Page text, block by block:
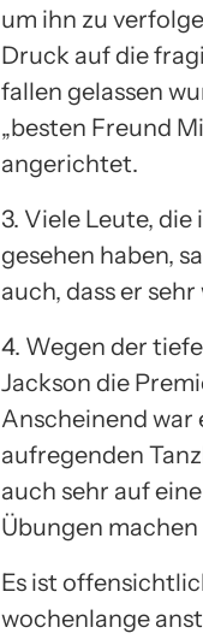
um ihn zu
Druck auf die
fallen gelassen
„besten Freund
angerichtet.
3. Viele Leute,
gesehen haben,
auch, dass er
4. Wegen der
Jackson die
Anscheinend war
aufregenden
auch sehr auf
Übungen
Es ist
wochenlange